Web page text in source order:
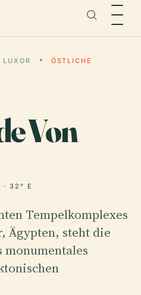
LUXOR
ÖSTLICHE
Von
· 32° E
Tempelkomplexes
Ägypten, steht die
monumentales